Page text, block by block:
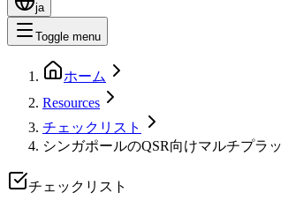
ja
Toggle menu
ホーム
Resources
チェックリスト
シンガポールのQSR向けマルチプラ
チェックリスト